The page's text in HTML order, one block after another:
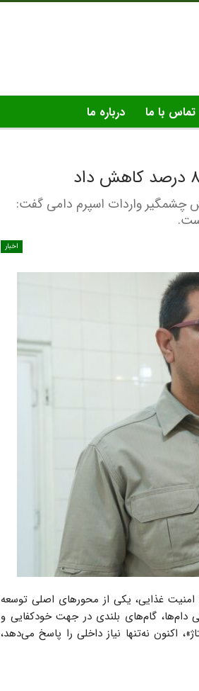
تماس با ما درباره ما
چشمگیر واردات اسپرم دامی گفت:
اخبار
امنیت غذایی، یکی از محورهای اصلی توسعه
دام‌ها، گام‌های بلندی در جهت خودکفایی و
اکنون نه‌تنها نیاز داخلی را پاسخ می‌دهد،